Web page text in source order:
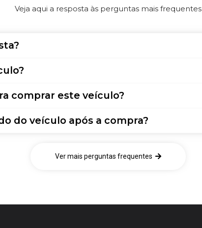
Veja aqui a resposta às perguntas mais frequentes
comprar este veículo?
do veículo após a compra?
Ver mais perguntas frequentes